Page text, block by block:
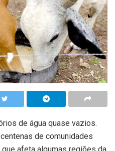
de água quase vazios.
de comunidades
afeta algumas regiões da